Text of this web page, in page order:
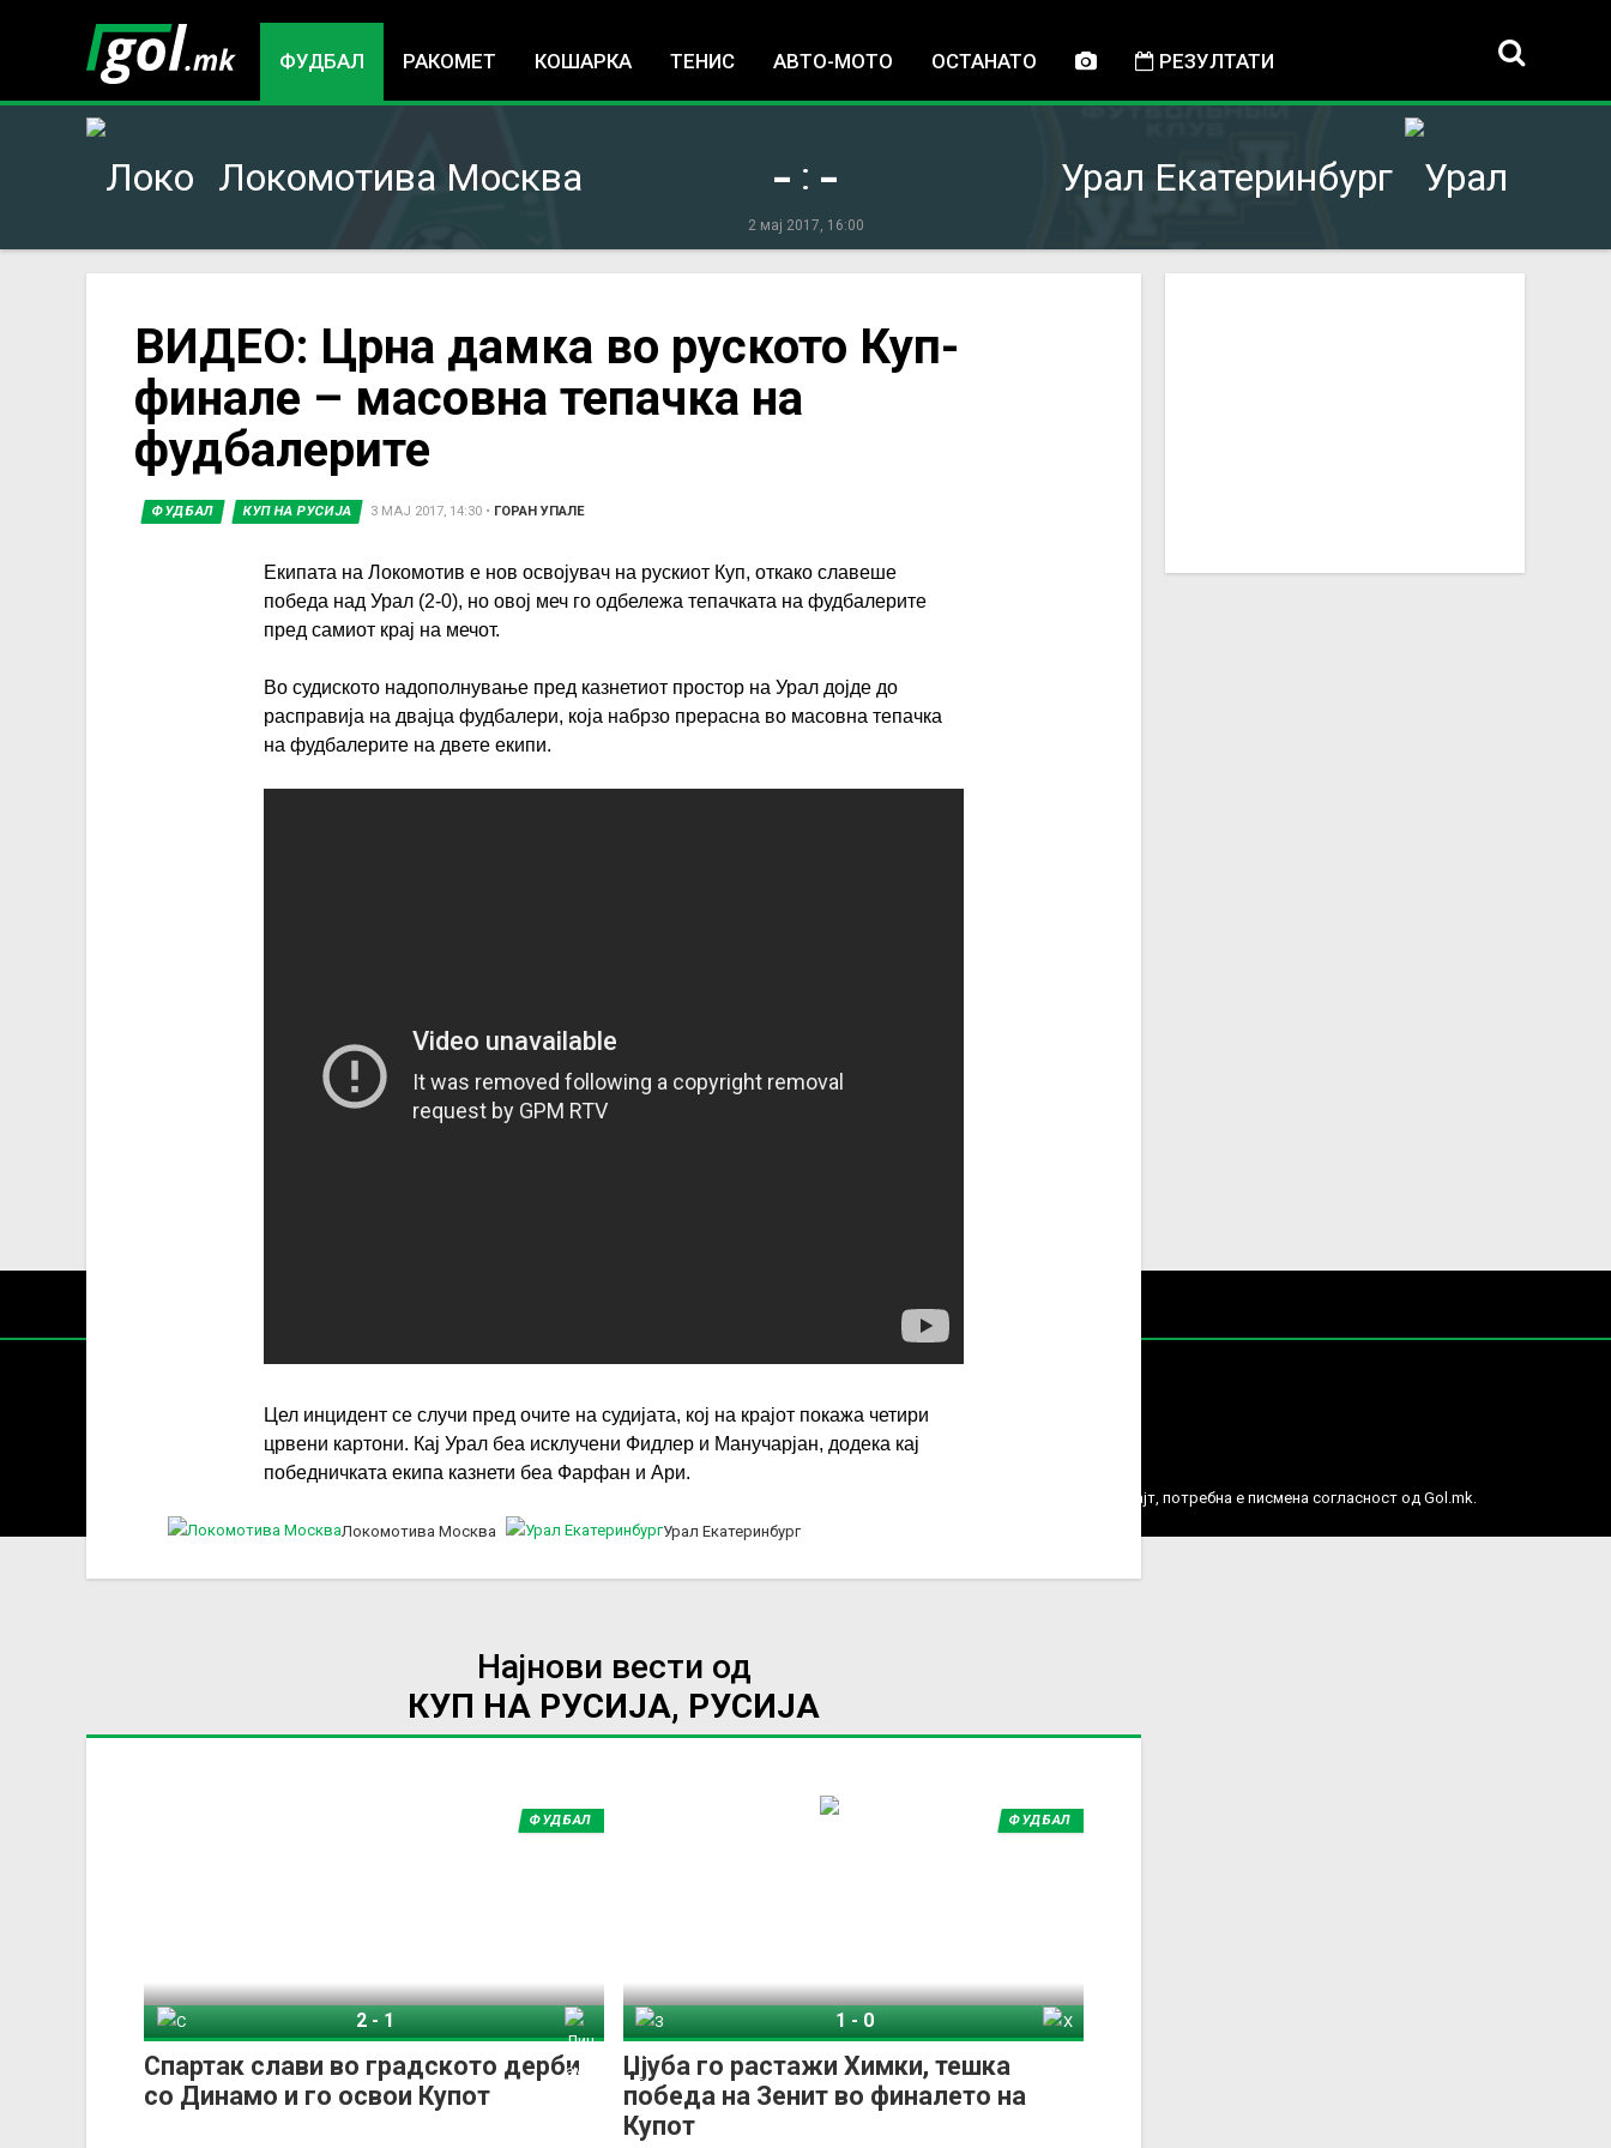
ФУДБАЛ РАКОМЕТ КОШАРКА ТЕНИС АВТО-МОТО ОСТАНАТО РЕЗУЛТАТИ
Локомотива Москва Урал Екатеринбург
- : -
2 мај 2017, 16:00
here
ВИДЕО: Црна дамка во руското Куп-
финале – масовна тепачка на
фудбалерите
ФУДБАЛ КУП НА РУСИЈА 3 МАЈ 2017, 14:30 • ГОРАН УПАЛЕ
Екипата на Локомотив е нов освојувач на рускиот Куп, откако славеше
победа над Урал (2-0), но овој меч го одбележа тепачката на фудбалерите
пред самиот крај на мечот.
Во судиското надополнување пред казнетиот простор на Урал дојде до
расправија на двајца фудбалери, која набрзо прерасна во масовна тепачка
на фудбалерите на двете екипи.
Цел инцидент се случи пред очите на судијата, кој на крајот покажа четири
црвени картони. Кај Урал беа исклучени Фидлер и Манучарјан, додека кај
победничката екипа казнети беа Фарфан и Ари.
Локомотива Москва Урал Екатеринбург
Најнови вести од
КУП НА РУСИЈА, РУСИЈА
Спартак слави во градското дерби
со Динамо и го освои Купот
ФУДБАЛ
2-1
Џјуба го растажи Химки, тешка
победа на Зенит во финалето на
Купот
ФУДБАЛ
1-0
КОНТАКТ
Сите права задржани
Содржините на Gol.mk се заштитени со Законот за авторското право и сродните права.
За секоја форма на распространување, репродукција или комерцијална употреба на текстови, фотографии или податоци од овој веб сајт, потребна е писмена согласност од Gol.mk.